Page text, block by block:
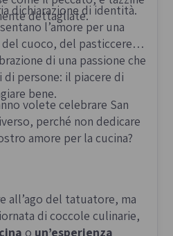
dettagliate.
dichiarazione di identità.
l’amore per una
cuoco, del pasticcere o
di una passione che
di persone: il piacere di
bene.
volete celebrare San
perché non dedicare
amore per la cucina?
all’ago del tatuatore, ma
di coccole culinarie,
o un’esperienza